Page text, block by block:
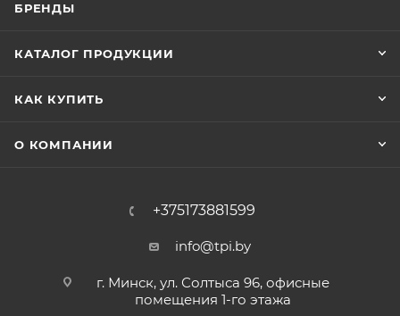
БРЕНДЫ
КАТАЛОГ ПРОДУКЦИИ
КАК КУПИТЬ
О КОМПАНИИ
+375173881599
info@tpi.by
г. Минск, ул. Солтыса 96, офисные
помещения 1-го этажа